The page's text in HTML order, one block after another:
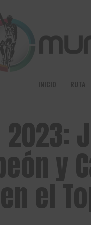
INICIO RUTA
2023:
y
el